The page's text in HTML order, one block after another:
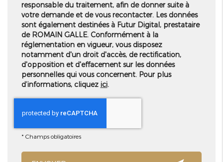
responsable du traitement, afin de donner suite à
votre demande et de vous recontacter. Les données
sont également destinées à Futur Digital, prestataire
de ROMAIN GALLE. Conformément à la
réglementation en vigueur, vous disposez
notamment d'un droit d'accès, de rectification,
d'opposition et d'effacement sur les données
personnelles qui vous concernent. Pour plus
d’informations, cliquez ici.
* Champs obligatoires